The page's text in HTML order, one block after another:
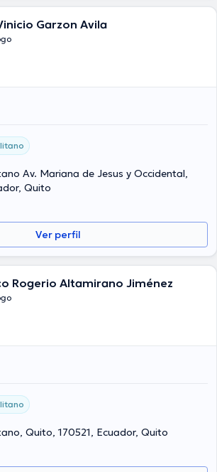
Garzon Avila
Av. Mariana de Jesus y Occidental,
Quito
Ver perfil
Rogerio Altamirano Jiménez
Quito, 170521, Ecuador, Quito